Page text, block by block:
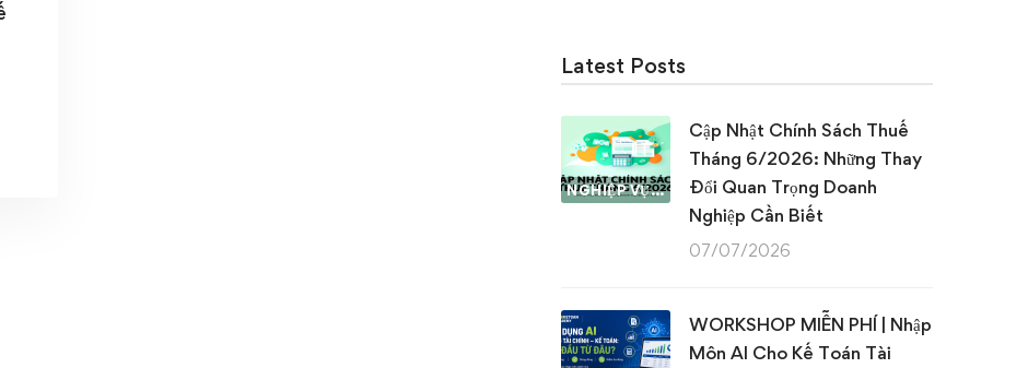
Latest Posts
NGHIỆP VỤ KẾ TOÁN & THUẾ
Cập Nhật Chính Sách Thuế
Tháng 6/2026: Những Thay
Đổi Quan Trọng Doanh
Nghiệp Cần Biết
07/07/2026
WORKSHOP MIỄN PHÍ | Nhập
Môn AI Cho Kế Toán Tài